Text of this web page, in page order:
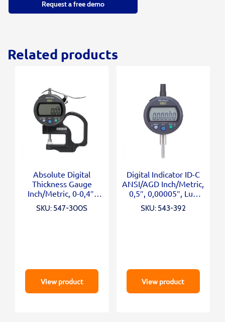
Request a free demo
Related products
Absolute Digital
Thickness Gauge
Inch/Metric, 0-0,4″,
0,0005″, Standard
SKU: 547-300S
View product
Digital Indicator ID-C
ANSI/AGD Inch/Metric,
0,5″, 0,00005″, Lug
Back
SKU: 543-392
View product